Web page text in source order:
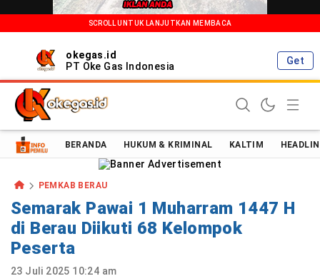
SCROLL UNTUK LANJUTKAN MEMBACA
okegas.id
PT Oke Gas Indonesia
Get
Oke Gas Indonesia | Energi Positif Informasi Terkini!
BERANDA HUKUM & KRIMINAL KALTIM
PEMKAB BERAU
Semarak Pawai 1 Muharram 1447 H
di Berau Diikuti 68 Kelompok
Peserta
23 Juli 2025 10:24 am